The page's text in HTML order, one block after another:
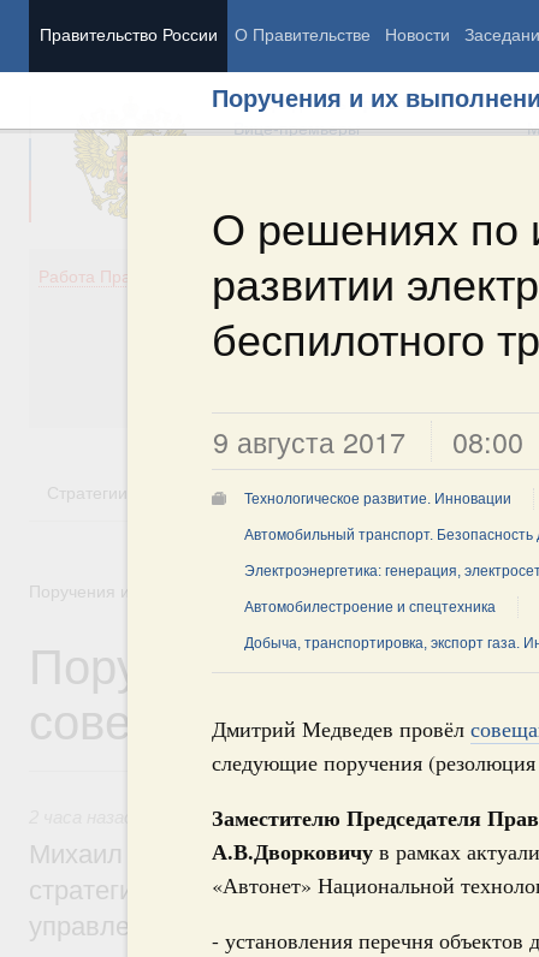
Правительство России О Правительстве Новости
Поручения и их
О решениях по
развитии
беспилотного
9 августа 2017 08:00
Технологическое развитие. Инновации
Автомобильный транспорт.
Электроэнергетика: генерация,
Автомобилестроение и спецтехника
Добыча, транспортировка, экспорт газа.
Дмитрий Медведев провёл
следующие поручения
Заместителю Председателя
А.В.Дворковичу в рамках
«Автонет» Национальной
- установления перечня
Председатель Правительства
Вице-премьеры
Работа Правительства
Демография
Здоровье
Культура
Стратегии Государственные программы
Поручения и их выполнение
Поручения
совещаний,
Технологическое развитие. Инновации
Михаил Мишустин дал поручения по
стратегической сессии о
управления научно-технологическим